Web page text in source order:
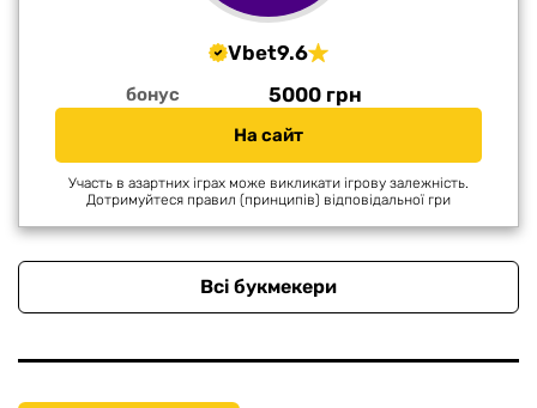
Vbet9.6
бонус 5000 грн
На сайт
Участь в азартних іграх може викликати ігрову залежність.
Дотримуйтеся правил (принципів) відповідальної гри
Всі букмекери